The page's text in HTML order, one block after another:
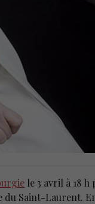
le 3 avril à 18
du Saint-Laurent.